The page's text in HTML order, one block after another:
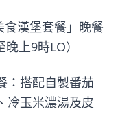
漢堡套餐」晚餐
上9時LO）
：搭配自製番茄
冷玉米濃湯及皮